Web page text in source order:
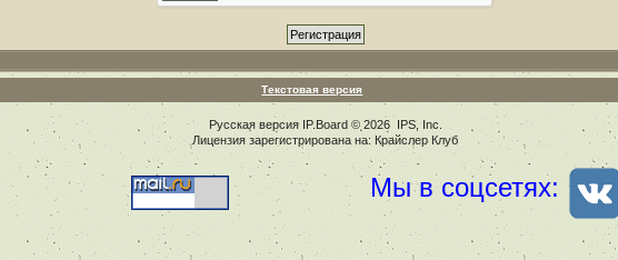
Текстовая версия
Русская версия IP.Board© 2026 IPS, Inc
Лицензия зарегистрирована на: Крайслер Клуб
Мы в соцсетях: